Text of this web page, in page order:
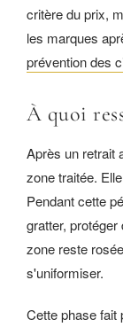
critère du prix,
les marques
prévention des
À quoi
Après un retrait
zone traitée.
Pendant cette
gratter,
zone reste
s'uniformiser.
Cette phase fait